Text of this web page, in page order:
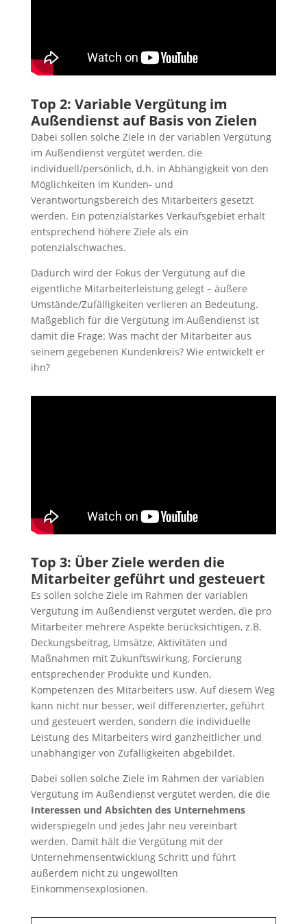
Top 2: Variable Vergütung im
Außendienst auf Basis von Zielen
Dabei sollen solche Ziele in der variablen Vergütung
im Außendienst vergütet werden, die
individuell/persönlich, d.h. in Abhängigkeit von den
Möglichkeiten im Kunden- und
Verantwortungsbereich des Mitarbeiters gesetzt
werden. Ein potenzialstarkes Verkaufsgebiet erhält
entsprechend höhere Ziele als ein
potenzialschwaches.
Dadurch wird der Fokus der Vergütung auf die
eigentliche Mitarbeiterleistung gelegt – äußere
Umstände/Zufälligkeiten verlieren an Bedeutung.
Maßgeblich für die Vergütung im Außendienst ist
damit die Frage: Was macht der Mitarbeiter aus
seinem gegebenen Kundenkreis? Wie entwickelt er
ihn?
Top 3: Über Ziele werden die
Mitarbeiter geführt und gesteuert
Es sollen solche Ziele im Rahmen der variablen
Vergütung im Außendienst vergütet werden, die pro
Mitarbeiter mehrere Aspekte berücksichtigen, z.B.
Deckungsbeitrag, Umsätze, Aktivitäten und
Maßnahmen mit Zukunftswirkung, Forcierung
entsprechender Produkte und Kunden,
Kompetenzen des Mitarbeiters usw. Auf diesem Weg
kann nicht nur besser, weil differenzierter, geführt
und gesteuert werden, sondern die individuelle
Leistung des Mitarbeiters wird ganzheitlicher und
unabhängiger von Zufälligkeiten abgebildet.
Dabei sollen solche Ziele im Rahmen der variablen
Vergütung im Außendienst vergütet werden, die die
Interessen und Absichten des Unternehmens
widerspiegeln und jedes Jahr neu vereinbart
werden. Damit hält die Vergütung mit der
Unternehmensentwicklung Schritt und führt
außerdem nicht zu ungewollten
Einkommensexplosionen.